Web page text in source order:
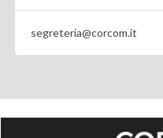
segreteria@corcom.it